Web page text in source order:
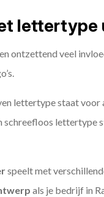
lettertype
ontzettend veel
lettertype staat
schreefloos lettertype
speelt met
als je bedrijf in